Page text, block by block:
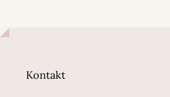
Kontakt